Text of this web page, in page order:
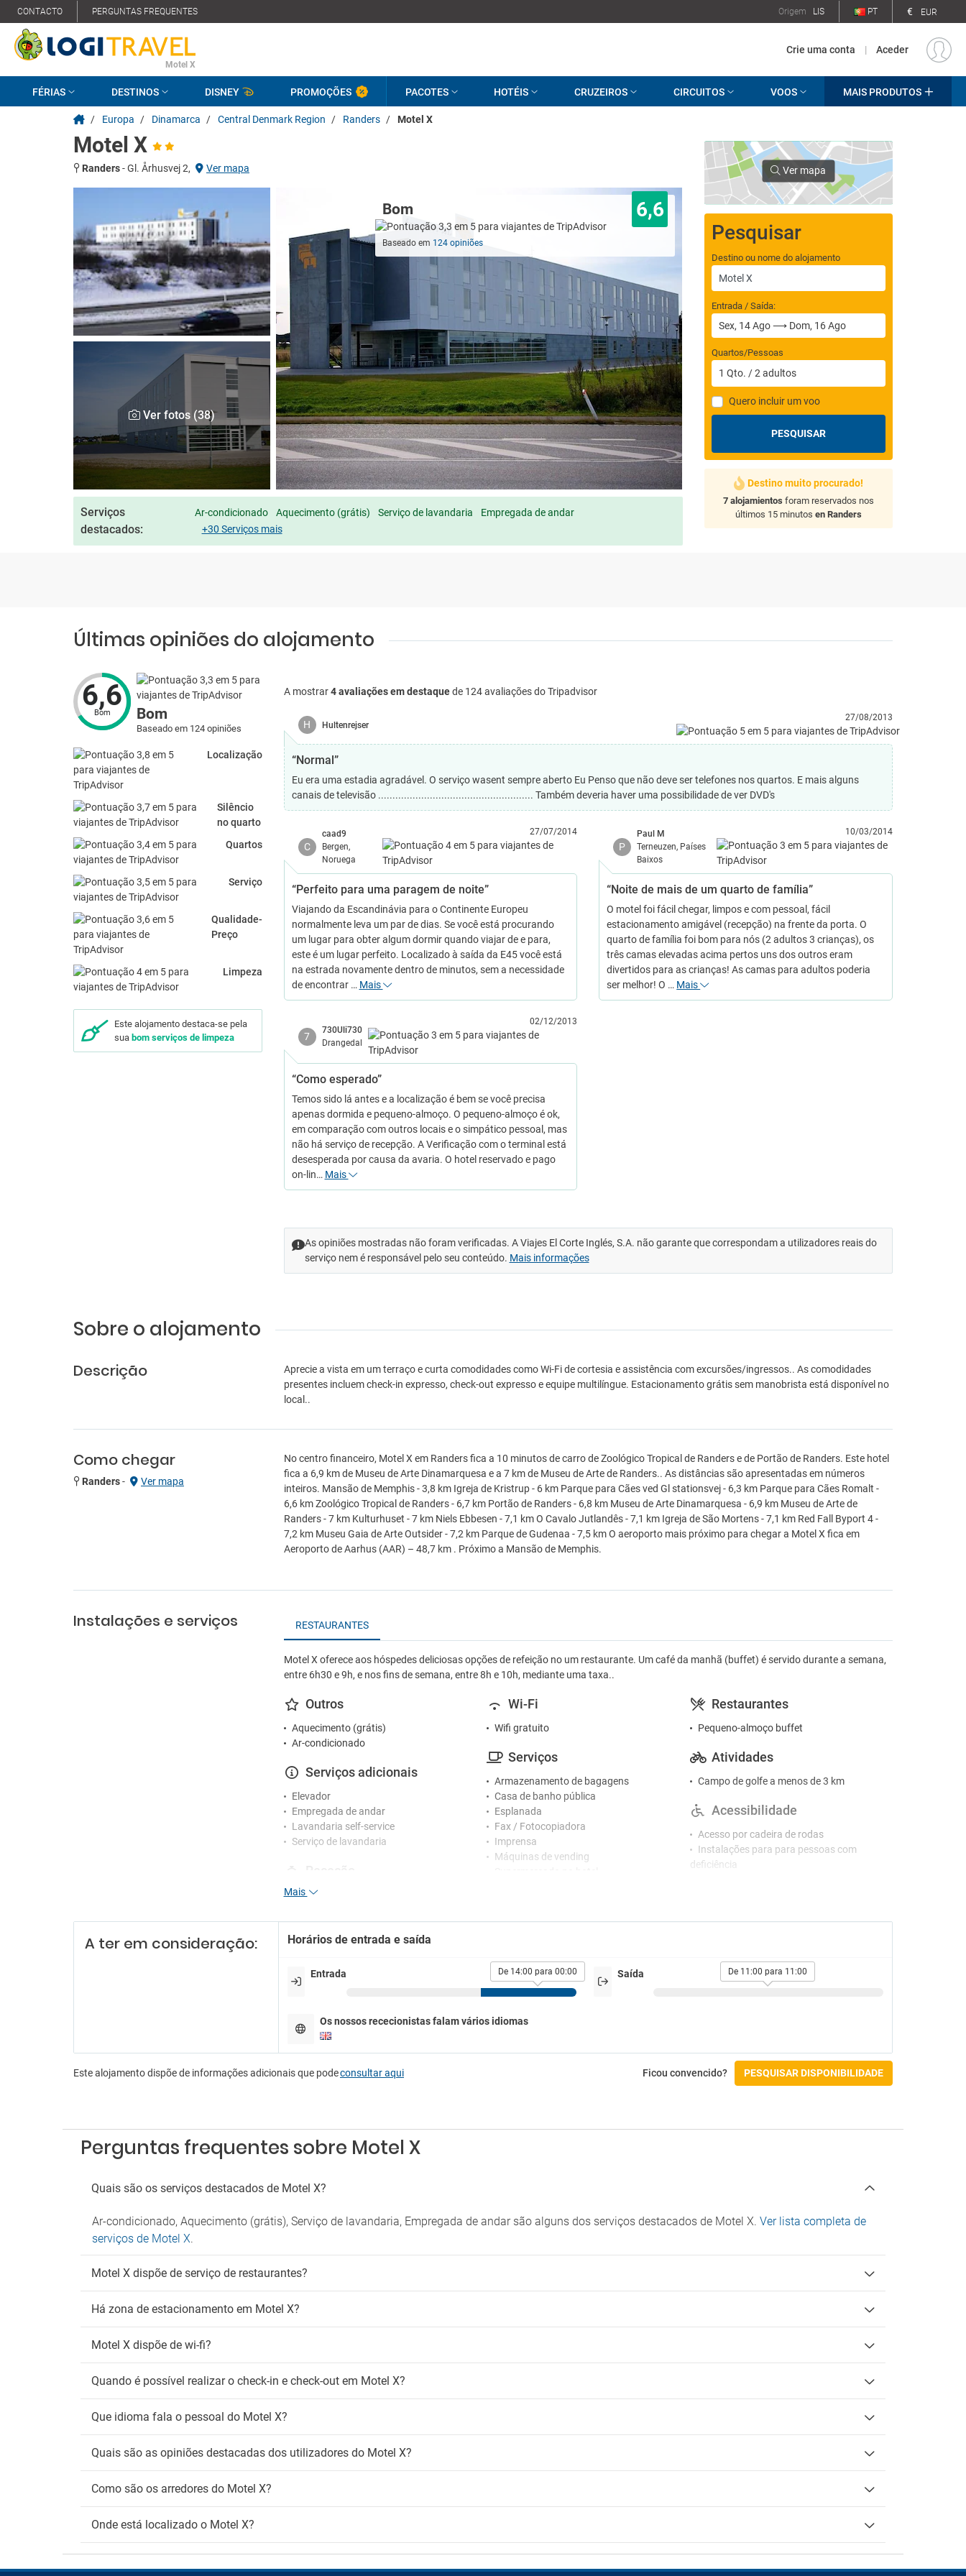
CONTACTO PERGUNTAS FREQUENTES Origem LIS PT € EUR
Motel X
Crie uma conta | Aceder
FÉRIAS DESTINOS DISNEY PROMOÇÕES PACOTES HOTÉIS CRUZEIROS CIRCUITOS VOOS MAIS PRODUTOS
/ Europa / Dinamarca / Central Denmark Region / Randers / Motel X
Motel X
Randers-Gl. Århusvej 2, Ver mapa
Ver fotos (38)
Bom 6,6
Baseado em 124 opiniões
Serviços
destacados:
Ar-condicionado Aquecimento (grátis) Serviço de lavandaria
Empregada de andar
+30 Serviços mais
Ver mapa
Pesquisar
Destino ou nome do alojamento
Entrada / Saída:
Quartos/Pessoas
1 Qto. /2 adultos
Quero incluir um voo
PESQUISAR
Destino muito procurado!
7 alojamientos foram reservados nos
últimos 15 minutos en Randers
Últimas opiniões do alojamento
6,6
Bom Bom
Baseado em 124 opiniões
Localização
Silêncio
no quarto
Quartos
Serviço
Qualidade-
Preço
Limpeza
Este alojamento destaca-se pela
sua bom serviços de limpeza
A mostrar4 avaliações em destaquede 124 avaliações do Tripadvisor
H Hultenrejser
27/08/2013
“Normal”
Eu era uma estadia agradável. O serviço wasent sempre aberto Eu Penso que não deve ser telefones nos quartos. E mais alguns
canais de televisão ...................................................... Também deveria haver uma possibilidade de ver DVD's
C
caad9
Bergen,
Noruega
27/07/2014
“Perfeito para uma paragem de noite”
Viajando da Escandinávia para o Continente Europeu
normalmente leva um par de dias. Se você está procurando
um lugar para obter algum dormir quando viajar de e para,
este é um lugar perfeito. Localizado à saída da E45 você está
na estrada novamente dentro de minutos, sem a necessidade
de encontrar … Mais
P
Paul M
Terneuzen, Países
Baixos
10/03/2014
“Noite de mais de um quarto de família”
O motel foi fácil chegar, limpos e com pessoal, fácil
estacionamento amigável (recepção) na frente da porta. O
quarto de família foi bom para nós (2 adultos 3 crianças), os
três camas elevadas acima pertos uns dos outros eram
divertidos para as crianças! As camas para adultos poderia
ser melhor! O … Mais
7
730Uli730
Drangedal
02/12/2013
“Como esperado”
Temos sido lá antes e a localização é bem se você precisa
apenas dormida e pequeno-almoço. O pequeno-almoço é ok,
em comparação com outros locais e o simpático pessoal, mas
não há serviço de recepção. A Verificação com o terminal está
desesperada por causa da avaria. O hotel reservado e pago
on-lin… Mais
As opiniões mostradas não foram verificadas. A Viajes El Corte Inglés, S.A. não garante que correspondam a utilizadores reais do
serviço nem é responsável pelo seu conteúdo. Mais informações
Sobre o alojamento
Descrição
Aprecie a vista em um terraço e curta comodidades como Wi-Fi de cortesia e assistência com excursões/ingressos.. As comodidades
presentes incluem check-in expresso, check-out expresso e equipe multilíngue. Estacionamento grátis sem manobrista está disponível no
local..
Como chegar
Randers- Ver mapa
No centro financeiro, Motel X em Randers fica a 10 minutos de carro de Zoológico Tropical de Randers e de Portão de Randers. Este hotel
fica a 6,9 km de Museu de Arte Dinamarquesa e a 7 km de Museu de Arte de Randers.. As distâncias são apresentadas em números
inteiros. Mansão de Memphis - 3,8 km Igreja de Kristrup - 6 km Parque para Cães ved Gl stationsvej - 6,3 km Parque para Cães Romalt -
6,6 km Zoológico Tropical de Randers - 6,7 km Portão de Randers - 6,8 km Museu de Arte Dinamarquesa - 6,9 km Museu de Arte de
Randers - 7 km Kulturhuset - 7 km Niels Ebbesen - 7,1 km O Cavalo Jutlandês - 7,1 km Igreja de São Mortens - 7,1 km Red Fall Byport 4 -
7,2 km Museu Gaia de Arte Outsider - 7,2 km Parque de Gudenaa - 7,5 km O aeroporto mais próximo para chegar a Motel X fica em
Aeroporto de Aarhus (AAR) – 48,7 km . Próximo a Mansão de Memphis.
Instalações e serviços RESTAURANTES
Motel X oferece aos hóspedes deliciosas opções de refeição no um restaurante. Um café da manhã (buffet) é servido durante a semana,
entre 6h30 e 9h, e nos fins de semana, entre 8h e 10h, mediante uma taxa..
Outros
Aquecimento (grátis)
Ar-condicionado
Serviços adicionais
Elevador
Empregada de andar
Lavandaria self-service
Serviço de lavandaria
Funcionários que falam vários idiomas
Estacionamento
Parque de estacionamento próximo
É proibido fumar
Wi-Fi
Wifi gratuito
Serviços
Armazenamento de bagagens
Casa de banho pública
Esplanada
Fax / Fotocopiadora
Imprensa
Máquinas de vending
Área infantil
Bares
Máquinas de venda automática
Restaurantes
Pequeno-almoço buffet
Atividades
Campo de golfe a menos de 3 km
Acessibilidade
Acesso por cadeira de rodas
deficiência
Mais
A ter em consideração: Horários de entrada e saída
Entrada De 14:00 para 00:00 Saída De 11:00 para 11:00
Os nossos rececionistas falam vários idiomas
Este alojamento dispõe de informações adicionais que podeconsultar aqui Ficou convencido? PESQUISAR DISPONIBILIDADE
Perguntas frequentes sobre Motel X
Quais são os serviços destacados de Motel X?
Ar-condicionado, Aquecimento (grátis), Serviço de lavandaria, Empregada de andar são alguns dos serviços destacados de Motel X. Ver lista completa de
serviços de Motel X.
Motel X dispõe de serviço de restaurantes?
Há zona de estacionamento em Motel X?
Motel X dispõe de wi-fi?
Quando é possível realizar o check-in e check-out em Motel X?
Que idioma fala o pessoal do Motel X?
Quais são as opiniões destacadas dos utilizadores do Motel X?
Como são os arredores do Motel X?
Onde está localizado o Motel X?